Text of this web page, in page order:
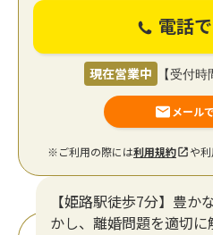
電話
現在営業中 【受付
メール
※ご利用の際には利用規約 や
【姫路駅徒歩7分】豊か
かし、離婚問題を適切